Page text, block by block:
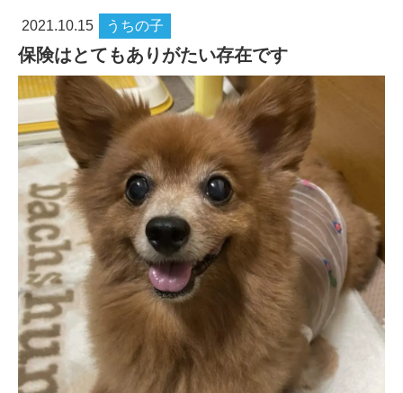
2021.10.15 うちの子
保険はとてもありがたい存在です